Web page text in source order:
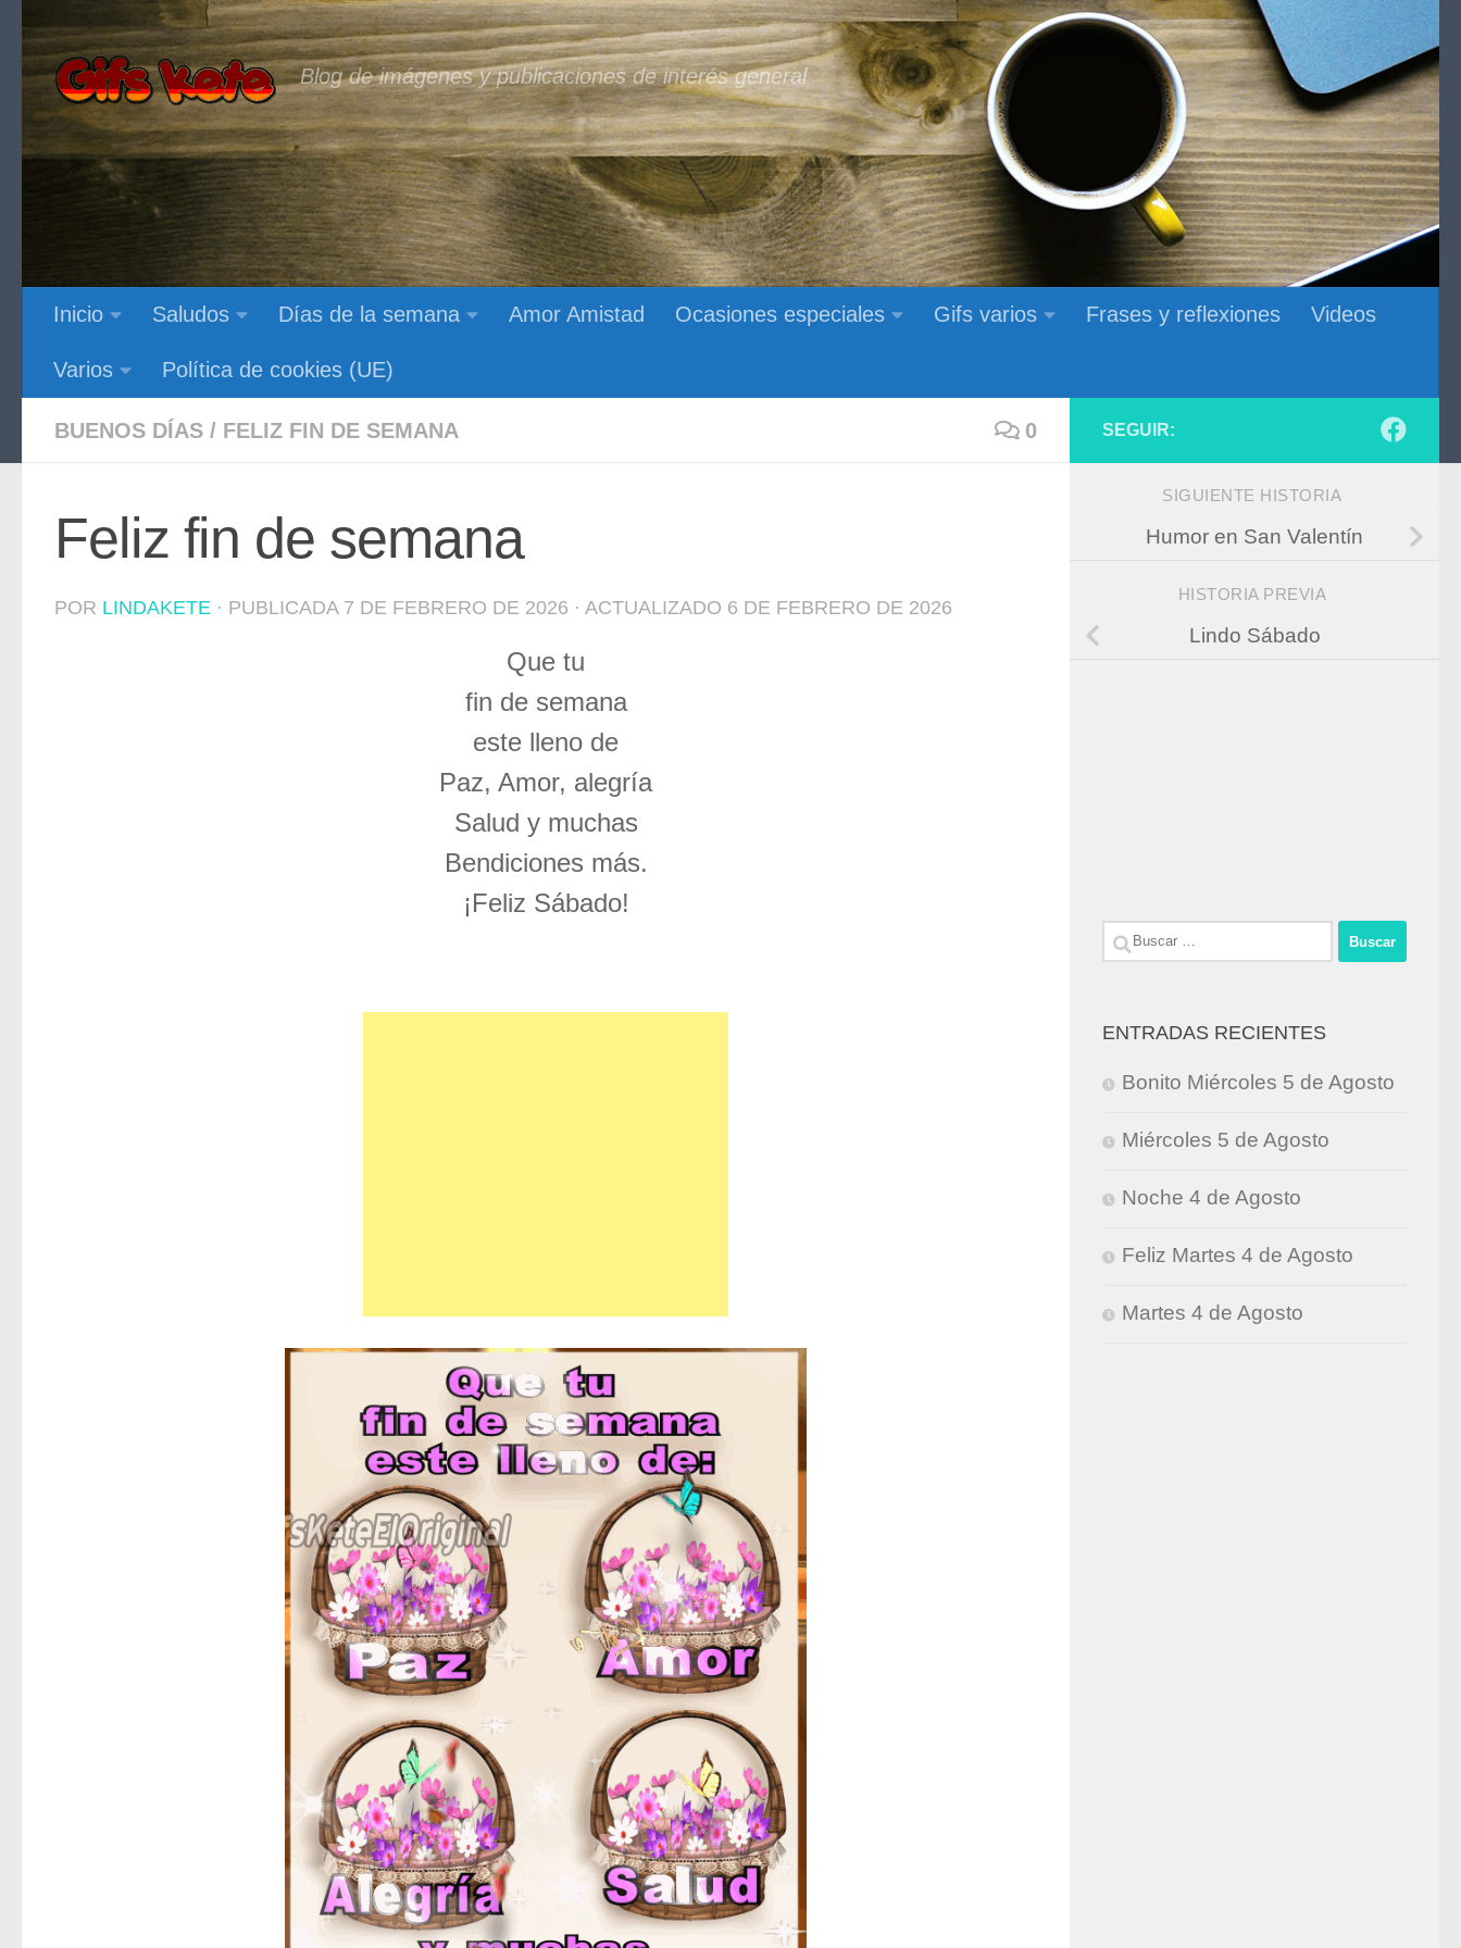
Saltar al contenido
Blog de imágenes y publicaciones de interés general
Inicio Saludos Días de la semana Amor Amistad Ocasiones especiales Gifs varios Frases y reflexiones Videos
Varios Política de cookies (UE)
BUENOS DÍAS / FELIZ FIN DE SEMANA 0
Feliz fin de semana
POR LINDAKETE · PUBLICADA 7 DE FEBRERO DE 2026 · ACTUALIZADO 6 DE FEBRERO DE 2026
Que tu
fin de semana
este lleno de
Paz, Amor, alegría
Salud y muchas
Bendiciones más.
¡Feliz Sábado!
SEGUIR:
SIGUIENTE HISTORIA
Humor en San Valentín
HISTORIA PREVIA
Lindo Sábado
Buscar:
ENTRADAS RECIENTES
Bonito Miércoles 5 de Agosto
Miércoles 5 de Agosto
Noche 4 de Agosto
Feliz Martes 4 de Agosto
Martes 4 de Agosto